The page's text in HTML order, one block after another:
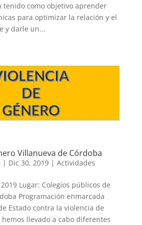
tenido como objetivo aprender
para optimizar la relación y el
y darle un...
Villanueva de Córdoba
| Dic 30, 2019| Actividades
Lugar: Colegios públicos de
Programación enmarcada
Estado contra la violencia de
llevado a cabo diferentes